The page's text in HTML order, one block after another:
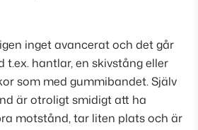
inget avancerat och det går
t.ex. hantlar, en skivstång eller
som med gummibandet. Själv
är otroligt smidigt att ha
motstånd, tar liten plats och är